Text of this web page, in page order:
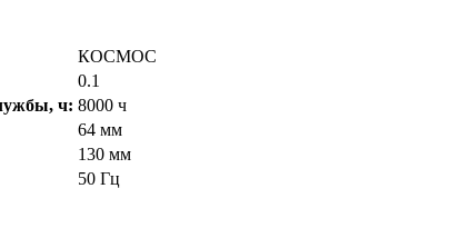
КОСМОС
0.1
ч: 8000 ч
64 мм
130 мм
50 Гц